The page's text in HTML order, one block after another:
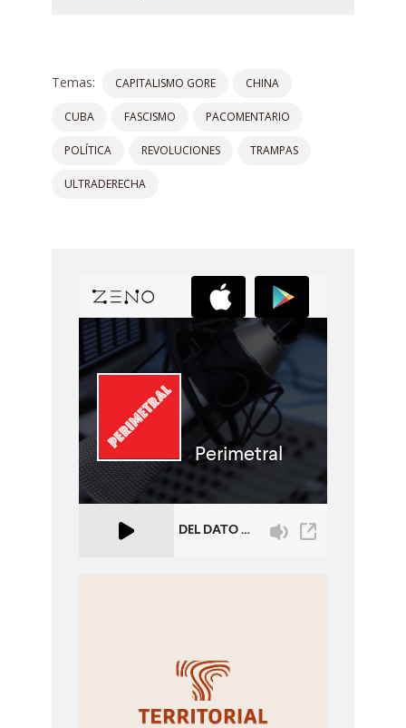
Temas: CAPITALISMO GORE CHINA
CUBA FASCISMO PACOMENTARIO
POLÍTICA REVOLUCIONES TRAMPAS
ULTRADERECHA